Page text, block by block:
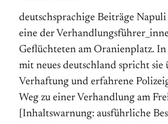
deutschsprachige Beiträge
eine der
Geflüchteten am Oranienplatz.
mit neues deutschland spricht sie
Verhaftung und erfahrene
Weg zu einer Verhandlung am
[Inhaltswarnung: ausführliche